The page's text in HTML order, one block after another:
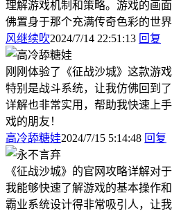
理解游戏机制和策略。游戏的画
佛置身于那个充满传奇色彩的世界
风继续吹2024/7/14 22:51:13 回复
刚刚体验了《征战沙城》这款游
特别是战斗系统，让我仿佛回到
详解也非常实用，帮助我快速上
戏的朋友！
高冷舔糖娃2024/7/15 5:14:48 回复
《征战沙城》的官网攻略详解对
我能够快速了解游戏的基本操作
霸业系统设计得非常吸引人，让